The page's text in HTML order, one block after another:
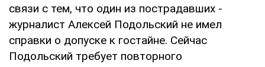
связи с тем, что один из пострадавших -
журналист Алексей Подольский не имел
справки о допуске к гостайне. Сейчас
Подольский требует повторного